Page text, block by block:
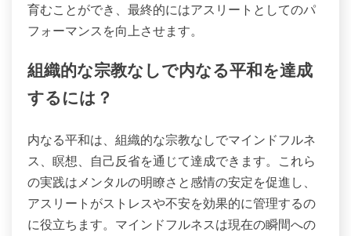
育むことができ、最終的にはアスリートとしてのパ
フォーマンスを向上させます。
組織的な宗教なしで内なる平和を達成
するには？
内なる平和は、組織的な宗教なしでマインドフルネ
ス、瞑想、自己反省を通じて達成できます。これら
の実践はメンタルの明瞭さと感情の安定を促進し、
アスリートがストレスや不安を効果的に管理するの
に役立ちます。マインドフルネスは現在の瞬間への